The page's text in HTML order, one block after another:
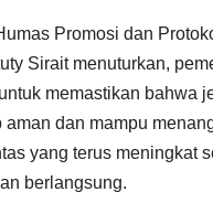
Promosi dan
Sirait menuturkan,
memastikan bahwa
aman dan mampu
yang terus meningkat
berlangsung.